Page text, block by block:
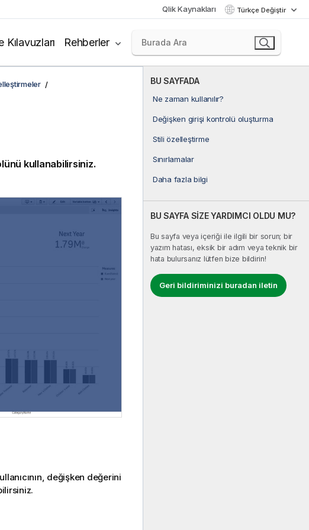
Qlik Kaynakları Türkçe Değiştir
Rehberler
BU SAYFADA
Ne zaman kullanılır?
Değişken girişi kontrolü oluşturma
Stili özelleştirme
Sınırlamalar
Daha fazla bilgi
BU SAYFA SİZE YARDIMCI OLDU MU?
Bu sayfa veya içeriği ile ilgili bir sorun; bir
yazım hatası, eksik bir adım veya teknik bir
hata bulursanız lütfen bize bildirin!
Geri bildiriminizi buradan iletin
kullanabilirsiniz.
değişken değerini